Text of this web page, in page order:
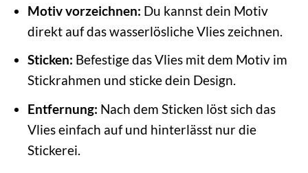
Motiv vorzeichnen: Du kannst dein Motiv
direkt auf das wasserlösliche Vlies zeichnen.
Sticken: Befestige das Vlies mit dem Motiv im
Stickrahmen und sticke dein Design.
Entfernung: Nach dem Sticken löst sich das
Vlies einfach auf und hinterlässt nur die
Stickerei.